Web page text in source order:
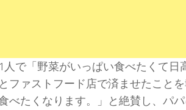
で「野菜がいっぱい食べたくて日
ファストフード店で済ませたこと
たくなります。」と絶賛し、パ